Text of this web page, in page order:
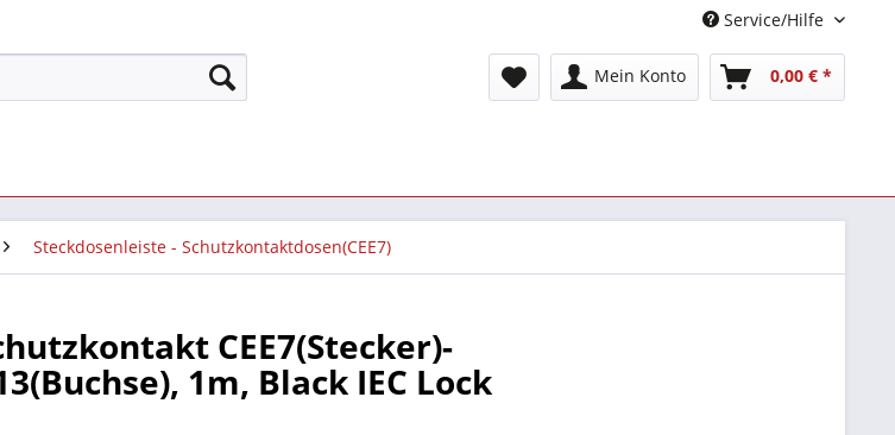
Service/Hilfe
Mein Konto 0,00 € *
Steckdosenleiste - Schutzkontaktdosen(CEE7)
CEE7(Stecker)-
1m, Black IEC Lock